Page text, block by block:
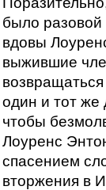
было разовой
вдовы
выжившие
один и тот же
чтобы
Лоуренс
спасением
вторжения в